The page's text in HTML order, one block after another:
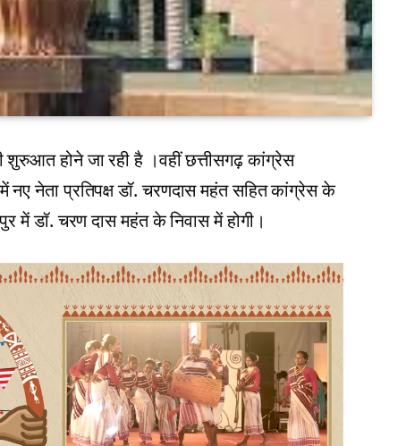
होने जा रही है ।वहीं छत्तीसगढ़ कांग्रेस
नेता प्रतिपक्ष डॉ. चरणदास महंत सहित कांग्रेस के
में डॉ. चरण दास महंत के निवास में होगी।